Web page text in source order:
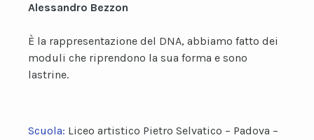
Alessandro Bezzon
È la rappresentazione del DNA, abbiamo fatto dei
moduli che riprendono la sua forma e sono
lastrine.
Scuola: Liceo artistico Pietro Selvatico – Padova –